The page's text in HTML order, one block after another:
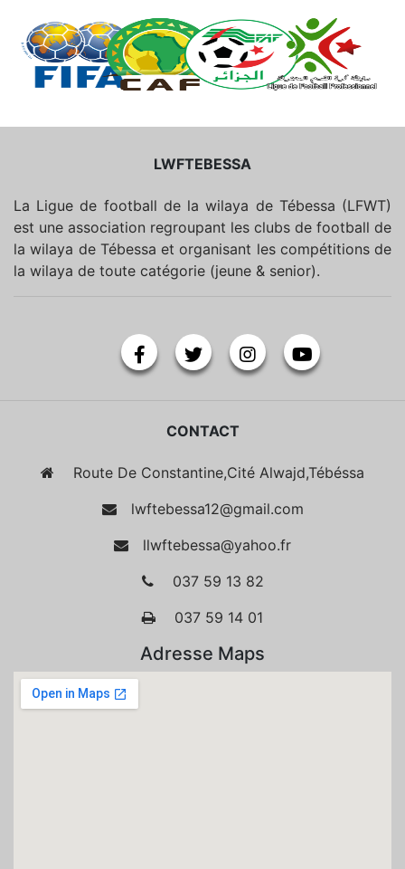
LWFTEBESSA
La Ligue de football de la wilaya de Tébessa (LFWT)
est une association regroupant les clubs de football de
la wilaya de Tébessa et organisant les compétitions de
la wilaya de toute catégorie (jeune & senior).
CONTACT
Route De Constantine,Cité Alwajd,Tébéssa
lwftebessa12@gmail.com
llwftebessa@yahoo.fr
037 59 13 82
037 59 14 01
Adresse Maps